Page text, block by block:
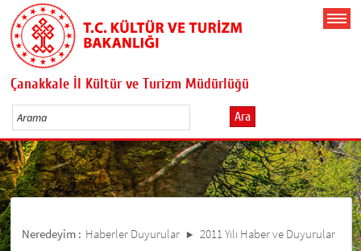
Çanakkale İl Kültür ve Turizm Müdürlüğü
Ara
Neredeyim : Haberler Duyurular 2011 Yılı Haber ve Duyurular